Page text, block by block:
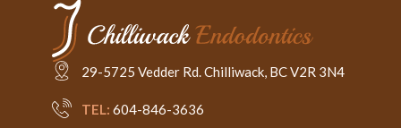
29-5725 Vedder Rd. Chilliwack, BC V2R 3N4
TEL: 604-846-3636